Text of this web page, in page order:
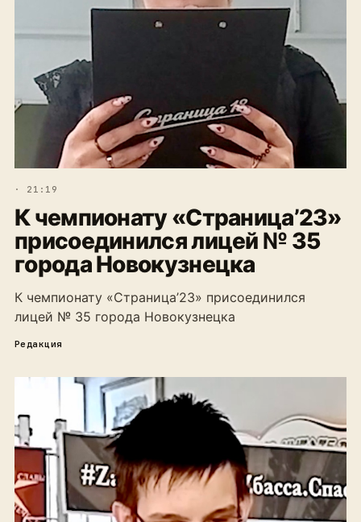
· 21:19
К чемпионату «Страница’23»
присоединился лицей № 35
города Новокузнецка
К чемпионату «Страница’23» присоединился
лицей № 35 города Новокузнецка
Редакция